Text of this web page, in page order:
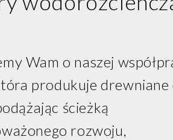
Wam o naszej
produkuje
ścieżką
rozwoju,